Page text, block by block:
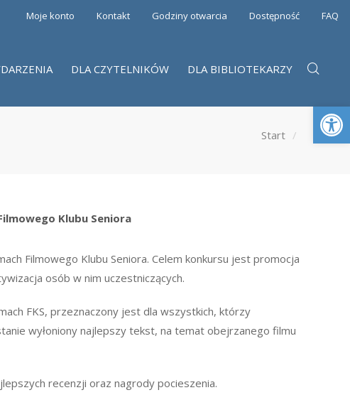
Moje konto Kontakt Godziny otwarcia Dostępność FAQ
DLA CZYTELNIKÓW DLA BIBLIOTEKARZY
Start
Klubu Seniora
Filmowego Klubu Seniora. Celem konkursu jest promocja
osób w nim uczestniczących.
FKS, przeznaczony jest dla wszystkich, którzy
wyłoniony najlepszy tekst, na temat obejrzanego filmu
recenzji oraz nagrody pocieszenia.